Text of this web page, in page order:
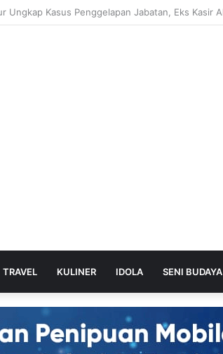
TRAVEL KULINER IDOLA SENI BUDAYA